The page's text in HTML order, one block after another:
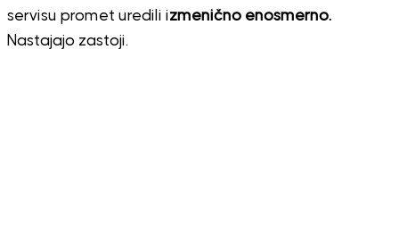
servisu promet uredili izmenično enosmerno.
Nastajajo zastoji.